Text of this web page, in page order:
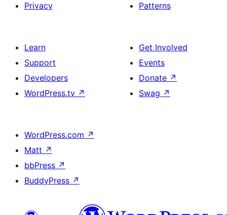
Privacy
Patterns
Learn
Support
Developers
WordPress.tv ↗
Get Involved
Events
Donate ↗
Swag ↗
WordPress.com ↗
Matt ↗
bbPress ↗
BuddyPress ↗